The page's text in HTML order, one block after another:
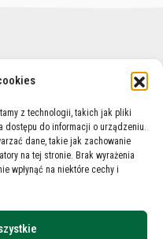
z technologii, takich jak pliki
dostępu do informacji o urządzeniu.
dane, takie jak zachowanie
na tej stronie. Brak wyrażenia
wpłynąć na niektóre cechy i